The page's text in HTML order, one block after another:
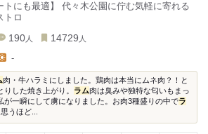
トにも最適】 代々木公園に佇む気軽に寄れる
トロ
190 人 14729 人
-
肉・牛ハラミにしました。鶏肉は本当にムネ肉？！と
した焼き上がり。 ラム肉は臭みや独特な匂いもまっ
が一瞬にして虜になりました。お肉3種盛りの中でラ
うほど...